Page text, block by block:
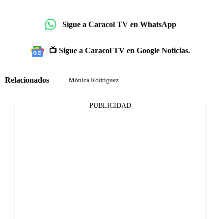
Sigue a Caracol TV en WhatsApp
📺 Sigue a Caracol TV en Google Noticias.
Relacionados Mónica Rodríguez
PUBLICIDAD